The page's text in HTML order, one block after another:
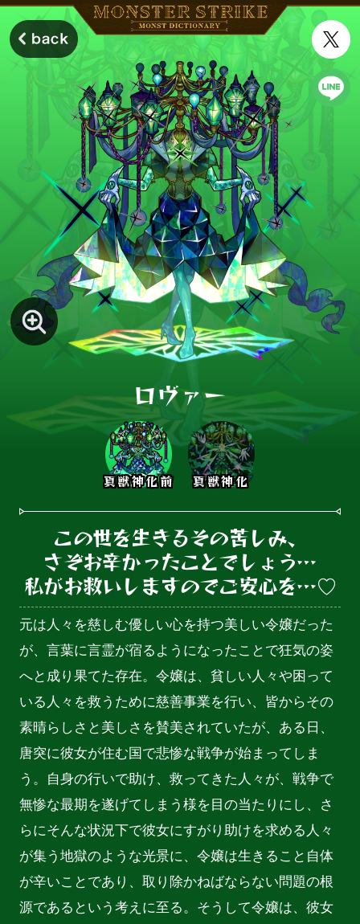
ロヴァー
真獣神化前 真獣神化
この世を生きるその苦しみ、
さぞお辛かったことでしょう…
私がお救いしますのでご安心を…♡
元は人々を慈しむ優しい心を持つ美しい令嬢だった
が、言葉に言霊が宿るようになったことで狂気の姿
へと成り果てた存在。令嬢は、貧しい人々や困って
いる人々を救うために慈善事業を行い、皆からその
素晴らしさと美しさを賛美されていたが、ある日、
唐突に彼女が住む国で悲惨な戦争が始まってしま
う。自身の行いで助け、救ってきた人々が、戦争で
無惨な最期を遂げてしまう様を目の当たりにし、さ
らにそんな状況下で彼女にすがり助けを求める人々
が集う地獄のような光景に、令嬢は生きること自体
が辛いことであり、取り除かねばならない問題の根
源であるという考えに至る。そうして令嬢は、彼女